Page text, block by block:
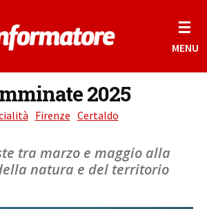
☰
MENU
2025
Firenze Certaldo
tra marzo e maggio alla
natura e del territorio